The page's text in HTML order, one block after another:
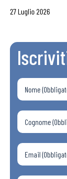
27 Luglio 2026